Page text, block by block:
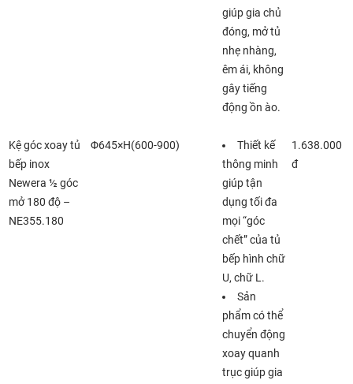
giúp gia chủ
đóng, mở tủ
nhẹ nhàng,
êm ái, không
gây tiếng
động ồn ào.
Kệ góc xoay tủ
bếp inox
Newera ½ góc
mở 180 độ –
NE355.180
Φ645×H(600-900)
Thiết kế
thông minh
giúp tận
dụng tối đa
mọi “góc
chết” của tủ
bếp hình chữ
U, chữ L.
Sản
phẩm có thể
chuyển động
xoay quanh
trục giúp gia
1.638.000
đ